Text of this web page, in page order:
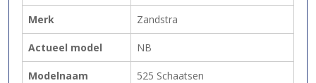
Merk Zandstra
Actueel model NB
Modelnaam 525 Schaatsen